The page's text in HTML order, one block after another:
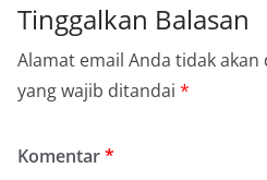
Tinggalkan Balasan
Alamat email Anda tidak akan
yang wajib ditandai *
Komentar*